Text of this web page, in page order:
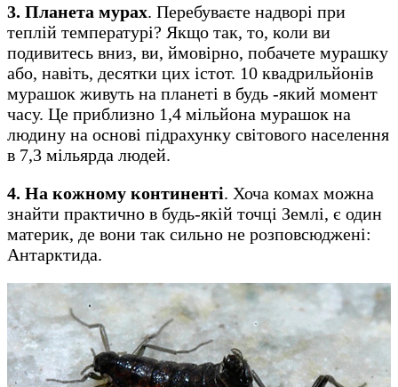
3. Планета мурах. Перебуваєте надворі при
теплій температурі? Якщо так, то, коли ви
подивитесь вниз, ви, ймовірно, побачете мурашку
або, навіть, десятки цих істот. 10 квадрильйонів
мурашок живуть на планеті в будь -який момент
часу. Це приблизно 1,4 мільйона мурашок на
людину на основі підрахунку світового населення
в 7,3 мільярда людей.
4. На кожному континенті. Хоча комах можна
знайти практично в будь-якій точці Землі, є один
материк, де вони так сильно не розповсюджені:
Антарктида.